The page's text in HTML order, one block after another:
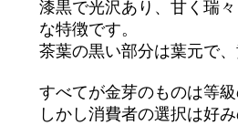
漆黒で光沢あり、甘く瑞
な特徴です。
茶葉の黒い部分は葉元で
すべてが金芽のものは等級
しかし消費者の選択は好